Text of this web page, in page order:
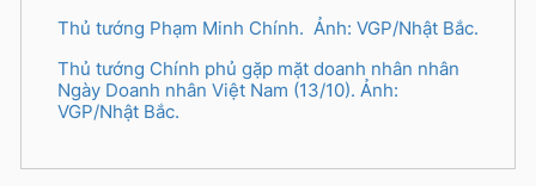
Thủ tướng Phạm Minh Chính. Ảnh: VGP/Nhật Bắc.
Thủ tướng Chính phủ gặp mặt doanh nhân nhân
Ngày Doanh nhân Việt Nam (13/10). Ảnh:
VGP/Nhật Bắc.